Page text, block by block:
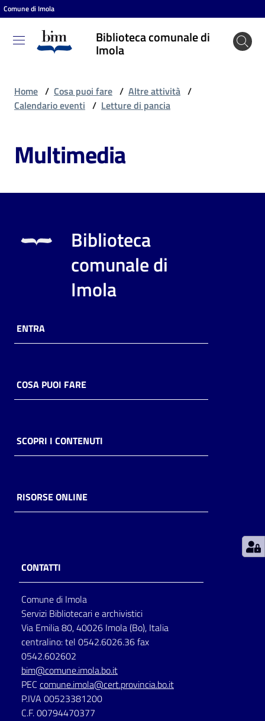
Vai al contenuto
Vai alla navigazione
Vai al footer
Comune di Imola
Biblioteca comunale di
Imola
Biblioteca
comunale
puoi
Risorse
online
Casa
Piani
storico
per
lettura
Seguici
su
Home / Cosa puoi fare / Altre attività /
Calendario eventi / Letture di pancia
Multimedia
Biblioteca
comunale di
Imola
ENTRA
COSA PUOI FARE
SCOPRI I CONTENUTI
RISORSE ONLINE
CONTATTI
Comune di Imola
Servizi Bibliotecari e archivistici
Via Emilia 80, 40026 Imola (Bo), Italia
centralino: tel 0542.6026.36 fax
0542.602602
bim@comune.imola.bo.it
PEC comune.imola@cert.provincia.bo.it
P.IVA 00523381200
C.F. 00794470377